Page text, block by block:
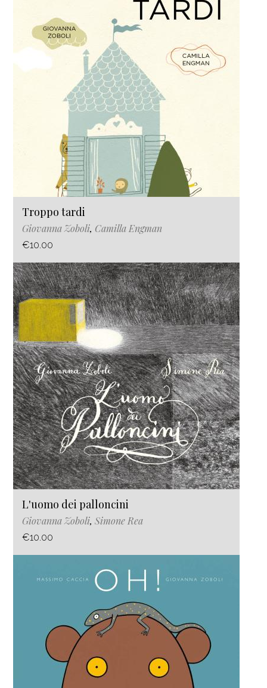
Troppo tardi
Giovanna Zoboli, Camilla Engman
€10.00
L'uomo dei palloncini
Giovanna Zoboli, Simone Rea
€10.00